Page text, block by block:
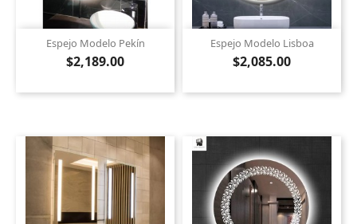
Espejo Modelo Pekín
$2,189.00
Espejo Modelo Lisboa
$2,085.00